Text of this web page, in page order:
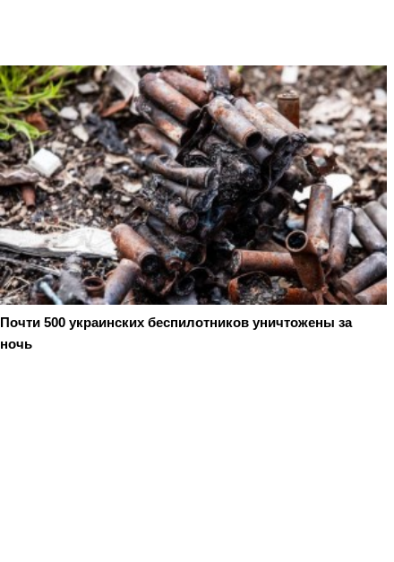
Почти 500 украинских беспилотников уничтожены за
ночь